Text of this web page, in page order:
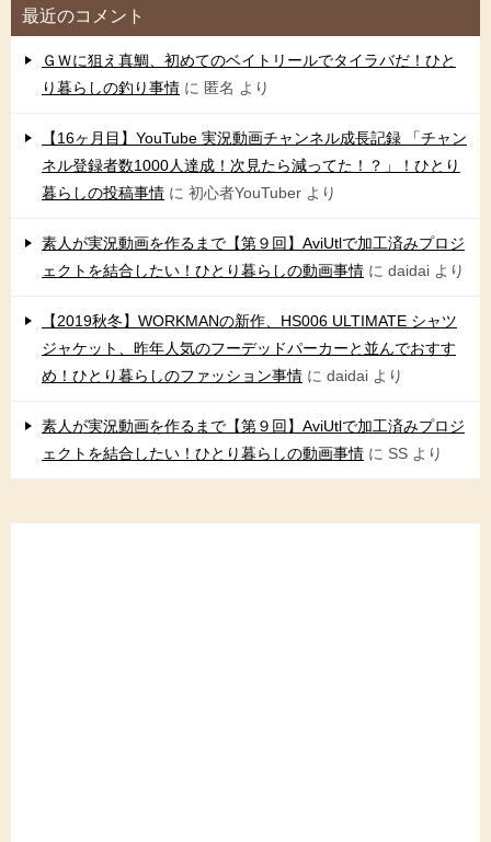
最近のコメント
ＧＷに狙え真鯛、初めてのベイトリールでタイラバだ！ひと
り暮らしの釣り事情 に 匿名 より
【16ヶ月目】YouTube 実況動画チャンネル成長記録 「チャン
ネル登録者数1000人達成！次見たら減ってた！？」！ひとり
暮らしの投稿事情 に 初心者YouTuber より
素人が実況動画を作るまで【第９回】AviUtlで加工済みプロジ
ェクトを結合したい！ひとり暮らしの動画事情 に daidai より
【2019秋冬】WORKMANの新作、HS006 ULTIMATE シャツ
ジャケット、昨年人気のフーデッドパーカーと並んでおすす
め！ひとり暮らしのファッション事情 に daidai より
素人が実況動画を作るまで【第９回】AviUtlで加工済みプロジ
ェクトを結合したい！ひとり暮らしの動画事情 に SS より